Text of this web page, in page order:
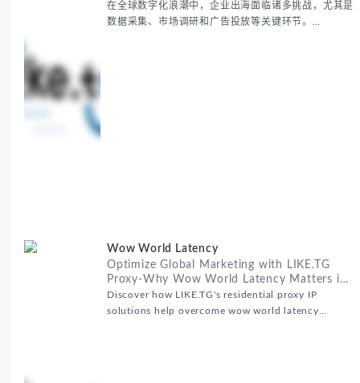
在全球数字化浪潮中，企业出海面临诸多挑战，尤其是
数据采集、市场调研和广告投放等关键环节。
Wow World Latency
Optimize Global Marketing with LIKE.TG
Proxy-Why Wow World Latency Matters in
Global Marketing
Discover how LIKE.TG's residential proxy IP
solutions help overcome wow world latency